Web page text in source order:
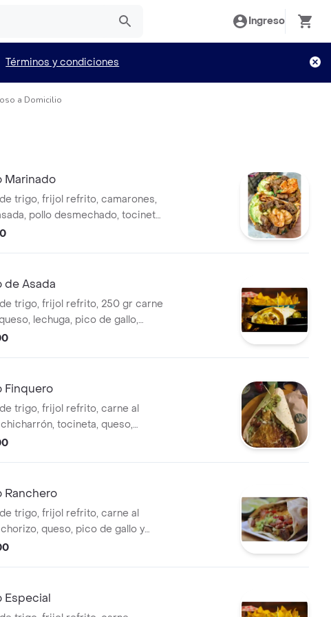
Ingreso
Términos y condiciones
a Domicilio
Marinado
trigo, frijol refrito, camarones,
pollo desmechado, tocineta,
queso, lechuga, guacamole y
de Asada
trigo, frijol refrito, 250 gr carne
lechuga, pico de gallo,
y crema agria.
Finquero
trigo, frijol refrito, carne al
tocineta, queso,
guacamole.
Ranchero
trigo, frijol refrito, carne al
queso, pico de gallo y
Especial